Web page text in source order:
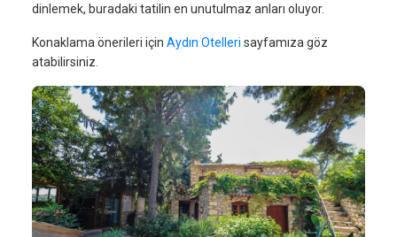
dinlemek, buradaki tatilin en unutulmaz anları oluyor.
Konaklama önerileri için Aydın Otelleri sayfamıza göz
atabilirsiniz.